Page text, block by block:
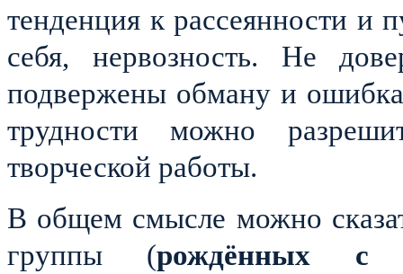
тенденция к рассеянности и
себя, нервозность. Не
подвержены обману и
трудности можно
творческой работы.
В общем смысле можно
группы (рождённых
с